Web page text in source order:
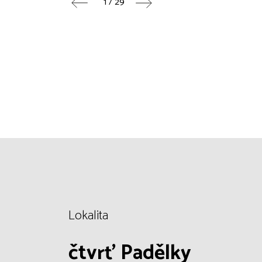
Lokalita
čtvrť Padělky